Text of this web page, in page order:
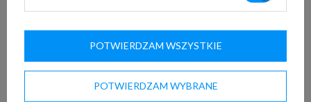
chłodzenie:
elektroniczny z wyświetlaczemPOTWIERDZAM WYBRANE
POTWIERDZAM WSZYSTKIE